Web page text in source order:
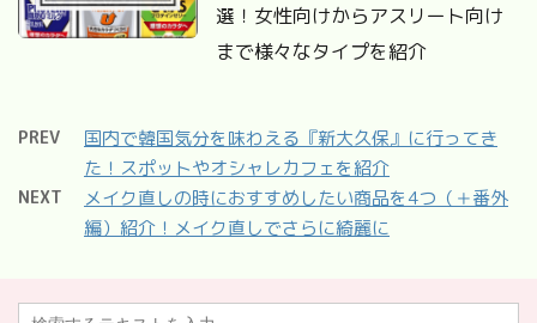
選！女性向けからアスリート向け
まで様々なタイプを紹介
PREV
国内で韓国気分を味わえる『新大久保』に行ってき
た！スポットやオシャレカフェを紹介
NEXT
メイク直しの時におすすめしたい商品を4つ（＋番外
編）紹介！メイク直しでさらに綺麗に